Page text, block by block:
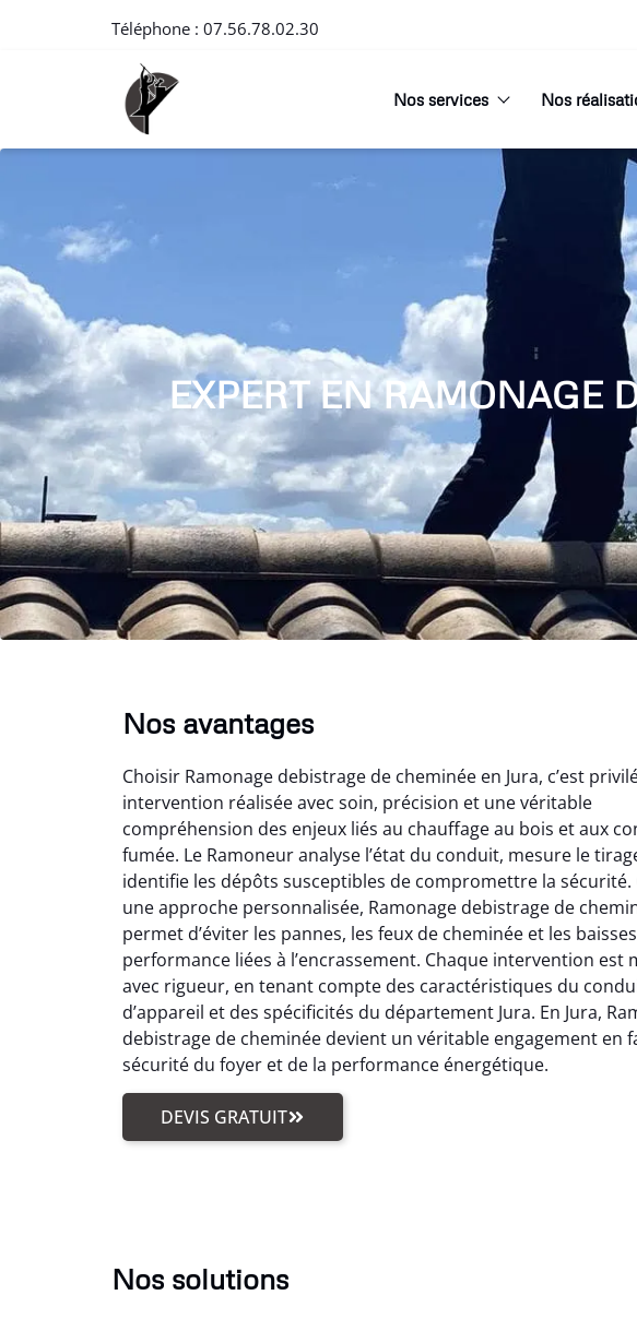
Téléphone : 07.56.78.02.30
Nos services Nos
EXPERT EN RAMONAGE
Nos avantages
Choisir Ramonage debistrage de cheminée en Jura, c’est
intervention réalisée avec soin, précision et une véritable
compréhension des enjeux liés au chauffage au bois et aux
fumée. Le Ramoneur analyse l’état du conduit, mesure le
identifie les dépôts susceptibles de compromettre la sécurité.
une approche personnalisée, Ramonage debistrage de
permet d’éviter les pannes, les feux de cheminée et les
performance liées à l’encrassement. Chaque intervention est
avec rigueur, en tenant compte des caractéristiques du
d’appareil et des spécificités du département Jura. En Jura,
debistrage de cheminée devient un véritable engagement en
sécurité du foyer et de la performance énergétique.
DEVIS GRATUIT
Nos solutions